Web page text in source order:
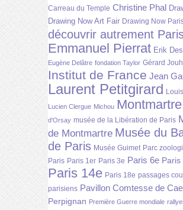
Carreau du Temple Christine Phal
Drawing Now Art Fair Drawing Now
découvrir autrement
Emmanuel Pierrat Erik
Eugène Delâtre fondation Taylor Gérard
Institut de France Jean
Laurent Petitgirard
Lucien Clergue Michou Montmartre
d'Orsay musée de la Libération de Paris
de Montmartre Musée du
de Paris Musée Guimet Parc
Paris Paris 1er Paris 3e Paris 6e Paris
Paris 14e Paris 18e passages
parisiens Pavillon Comtesse de
Perpignan Première Guerre mondiale